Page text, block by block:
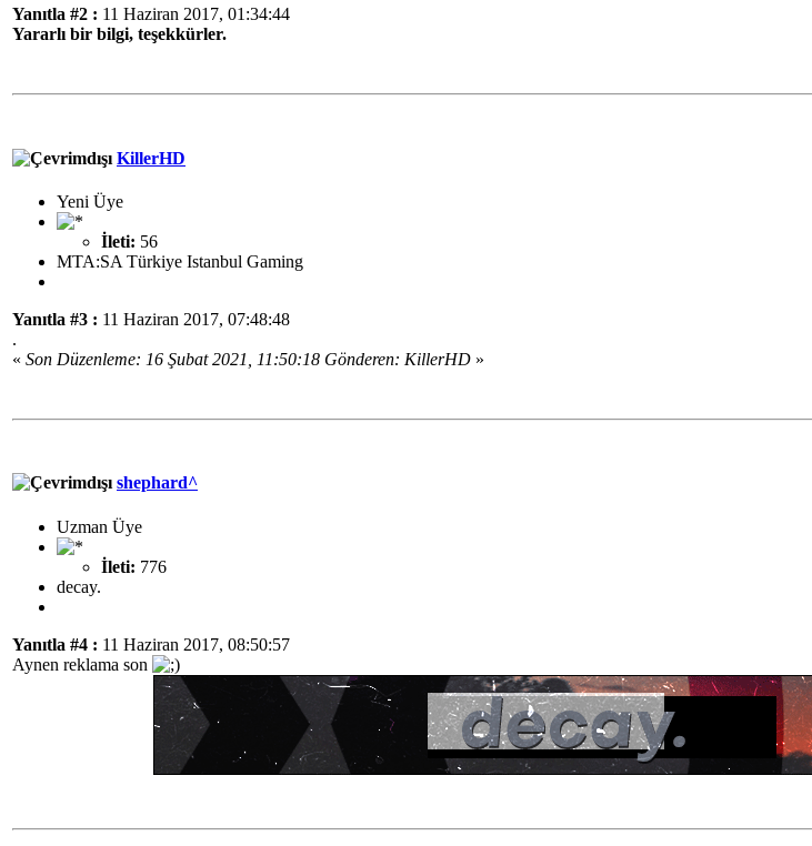
Yanıtla #2 : 11 Haziran 2017, 01:34:44
Yararlı bir bilgi, teşekkürler.
KillerHD
Yeni Üye
İleti: 56
MTA:SA Türkiye Istanbul Gaming
Yanıtla #3 : 11 Haziran 2017, 07:48:48
.
« Son Düzenleme: 16 Şubat 2021, 11:50:18 Gönderen: KillerHD »
shephard^
Uzman Üye
İleti: 776
decay.
Yanıtla #4 : 11 Haziran 2017, 08:50:57
Aynen reklama son